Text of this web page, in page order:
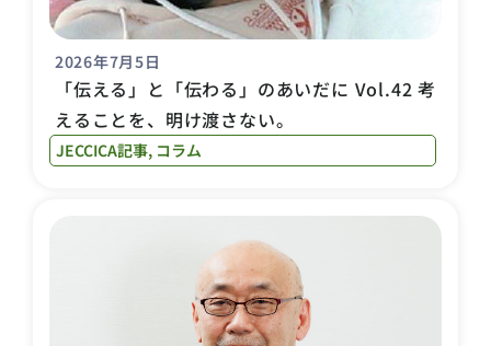
2026年7月5日
「伝える」と「伝わる」のあいだに Vol.42 考
えることを、明け渡さない。
JECCICA記事, コラム